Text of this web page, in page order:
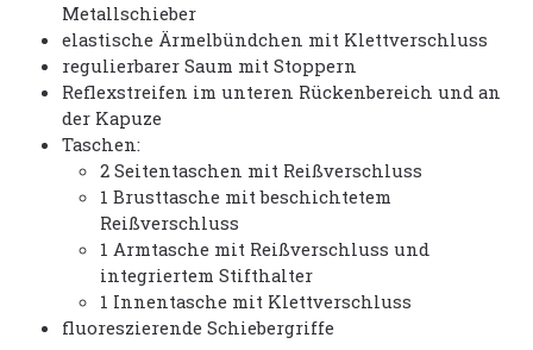
Metallschieber
elastische Ärmelbündchen mit Klettverschluss
regulierbarer Saum mit Stoppern
Reflexstreifen im unteren Rückenbereich und an
der Kapuze
Taschen:
2 Seitentaschen mit Reißverschluss
1 Brusttasche mit beschichtetem
Reißverschluss
1 Armtasche mit Reißverschluss und
integriertem Stifthalter
1 Innentasche mit Klettverschluss
fluoreszierende Schiebergriffe